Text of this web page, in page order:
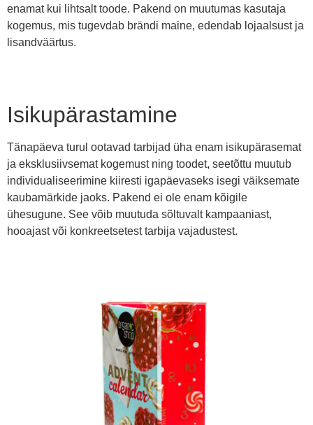
enamat kui lihtsalt toode. Pakend on muutumas kasutaja
kogemus, mis tugevdab brändi maine, edendab lojaalsust ja
lisandväärtus.
Isikupärastamine
Tänapäeva turul ootavad tarbijad üha enam isikupärasemat
ja eksklusiivsemat kogemust ning toodet, seetõttu muutub
individualiseerimine kiiresti igapäevaseks isegi väiksemate
kaubamärkide jaoks. Pakend ei ole enam kõigile
ühesugune. See võib muutuda sõltuvalt kampaaniast,
hooajast või konkreetsetest tarbija vajadustest.